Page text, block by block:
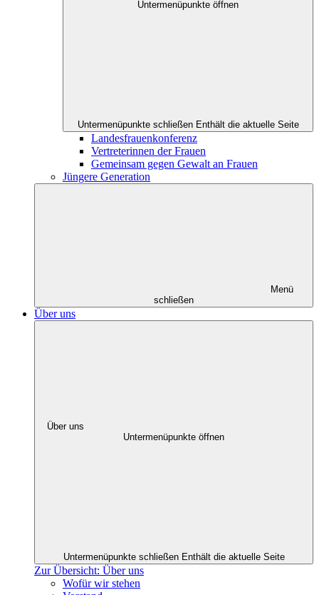
Untermenüpunkte öffnen
Untermenüpunkte schließen Enthält die aktuelle Seite
Landesfrauenkonferenz
Vertreterinnen der Frauen
Gemeinsam gegen Gewalt an Frauen
Jüngere Generation
Menü
schließen
Über uns
Über uns
Untermenüpunkte öffnen
Untermenüpunkte schließen Enthält die aktuelle Seite
Zur Übersicht: Über uns
Wofür wir stehen